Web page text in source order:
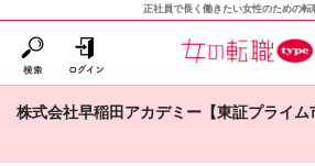
正社員で長く働きたい女性のための転
株式会社早稲田アカデミー【東証プライム